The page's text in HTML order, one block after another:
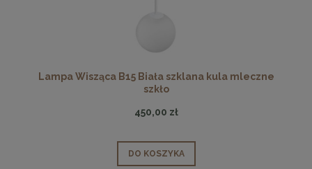
Lampa Wisząca B15 Biała szklana kula mleczne
szkło
450,00 zł
DO KOSZYKA